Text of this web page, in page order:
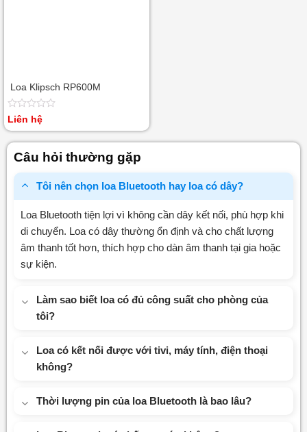
Loa Klipsch RP600M
Được
0
Liên hệ
Câu hỏi thường gặp
Tôi nên chọn loa Bluetooth hay loa có dây?
Loa Bluetooth tiện lợi vì không cần dây kết nối, phù hợp khi
di chuyển. Loa có dây thường ổn định và cho chất lượng
âm thanh tốt hơn, thích hợp cho dàn âm thanh tại gia hoặc
sự kiện.
Làm sao biết loa có đủ công suất cho phòng của
tôi?
Loa có kết nối được với tivi, máy tính, điện thoại
không?
Thời lượng pin của loa Bluetooth là bao lâu?